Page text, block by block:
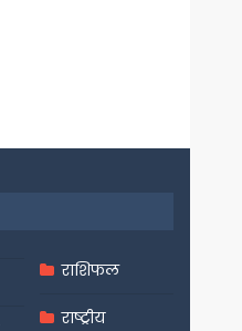
राशिफल
राष्ट्रीय